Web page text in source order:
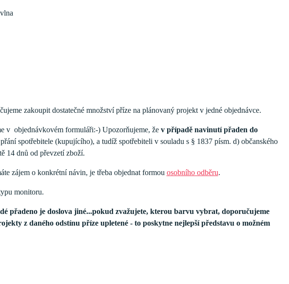
zakoupit dostatečné množství příze na plánovaný projekt v jedné objednávce.
v objednávkovém formuláři:-) Upozorňujeme, že v případě navinutí přaden do
spotřebitele (kupujícího), a tudíž spotřebiteli v souladu s § 1837 písm. d) občanského
14 dnů od převzetí zboží.
zájem o konkrétní návin, je třeba objednat formou osobního odběru.
monitoru.
přadeno je doslova jiné...pokud zvažujete, kterou barvu vybrat, doporučujeme
z daného odstínu příze upletené - to poskytne nejlepší představu o možném